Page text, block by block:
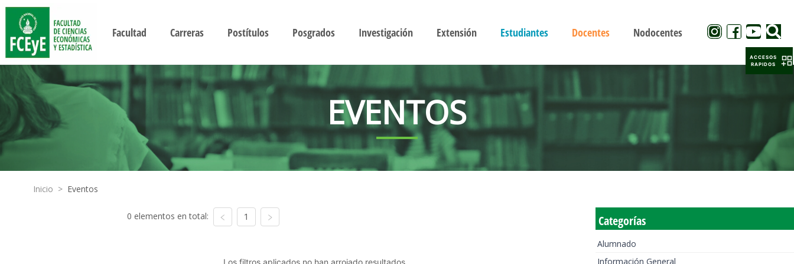
Facultad Carreras Postítulos Posgrados Investigación Extensión Estudiantes Docentes Nodocentes
EVENTOS
Inicio > Eventos
0 elementos en total: 1
Los filtros aplicados no han arrojado resultados
Categorías
Alumnado
Información General
ACCESOS
RAPIDOS